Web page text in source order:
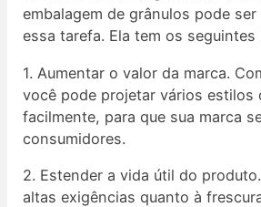
embalagem de grânulos pode
essa tarefa. Ela tem os
1. Aumentar o valor da marca.
você pode projetar vários estilos
facilmente, para que sua marca
consumidores.
2. Estender a vida útil do
altas exigências quanto à